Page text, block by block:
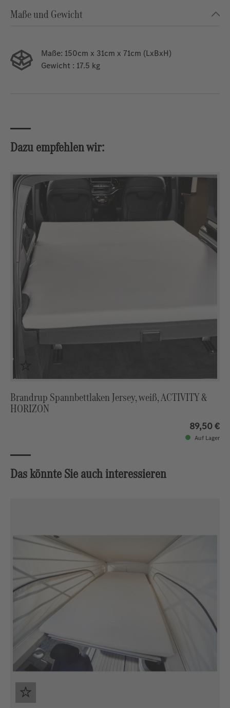
Maße und Gewicht
Maße: 150cm x 31cm x 71cm (LxBxH)
Gewicht : 17.5 kg
Dazu empfehlen wir:
Brandrup Spannbettlaken Jersey, weiß, ACTIVITY &
HORIZON
89,50 €
Auf Lager
Das könnte Sie auch interessieren